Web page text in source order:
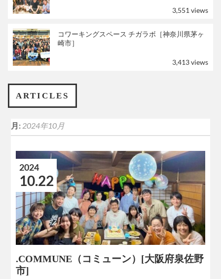
3,551 views
コワーキングスペース チガラボ［神奈川県茅ヶ
崎市］
3,413 views
ARTICLES
月: 2024年10月
2024
10.22
.COMMUNE（コミューン）[大阪府泉佐野
市]